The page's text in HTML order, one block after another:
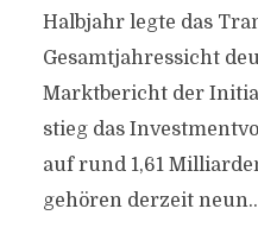
Halbjahr legte das
Gesamtjahressicht
Marktbericht der
stieg das
auf rund 1,61
gehören derzeit